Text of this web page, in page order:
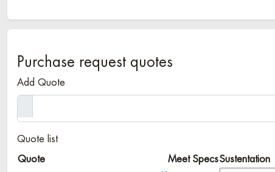
Purchase request quotes
Add Quote
Quote list
Quote Meet SpecsSustentation